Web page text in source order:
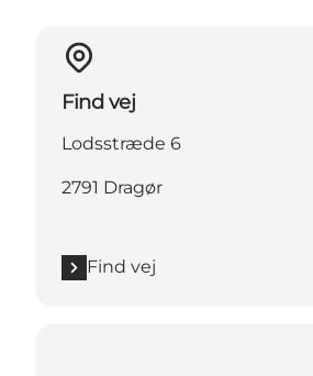
Find vej
Lodsstræde 6
2791 Dragør
Find vej